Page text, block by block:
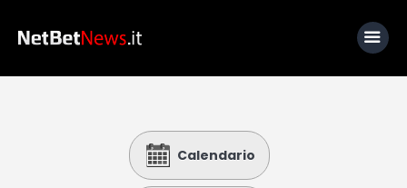
Calendario